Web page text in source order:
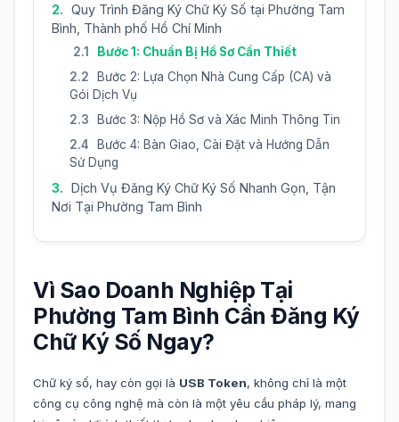
Quy Trình Đăng Ký Chữ Ký Số tại Phường Tam
Bình, Thành phố Hồ Chí Minh
Bước 1: Chuẩn Bị Hồ Sơ Cần Thiết
Bước 2: Lựa Chọn Nhà Cung Cấp (CA) và
Gói Dịch Vụ
Bước 3: Nộp Hồ Sơ và Xác Minh Thông Tin
Bước 4: Bàn Giao, Cài Đặt và Hướng Dẫn
Sử Dụng
Dịch Vụ Đăng Ký Chữ Ký Số Nhanh Gọn, Tận
Nơi Tại Phường Tam Bình
Vì Sao Doanh Nghiệp Tại
Phường Tam Bình Cần Đăng Ký
Chữ Ký Số Ngay?
Chữ ký số, hay còn gọi là USB Token, không chỉ là một
công cụ công nghệ mà còn là một yêu cầu pháp lý, mang